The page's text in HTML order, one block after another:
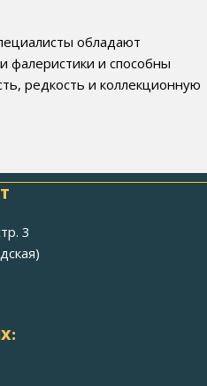
обладают
фалеристики и способны
редкость и коллекционную
3